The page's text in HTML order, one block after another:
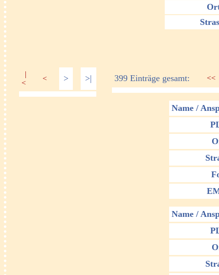
|
<
< > >| 399 Einträge gesamt: <<
Name /
Name /